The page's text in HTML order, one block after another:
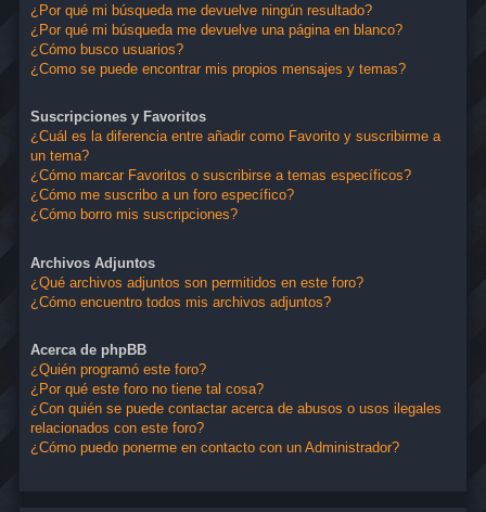
¿Por qué mi búsqueda me devuelve ningún resultado?
¿Por qué mi búsqueda me devuelve una página en blanco?
¿Cómo busco usuarios?
¿Como se puede encontrar mis propios mensajes y temas?
Suscripciones y Favoritos
¿Cuál es la diferencia entre añadir como Favorito y suscribirme a
un tema?
¿Cómo marcar Favoritos o suscribirse a temas específicos?
¿Cómo me suscribo a un foro específico?
¿Cómo borro mis suscripciones?
Archivos Adjuntos
¿Qué archivos adjuntos son permitidos en este foro?
¿Cómo encuentro todos mis archivos adjuntos?
Acerca de phpBB
¿Quién programó este foro?
¿Por qué este foro no tiene tal cosa?
¿Con quién se puede contactar acerca de abusos o usos ilegales
relacionados con este foro?
¿Cómo puedo ponerme en contacto con un Administrador?